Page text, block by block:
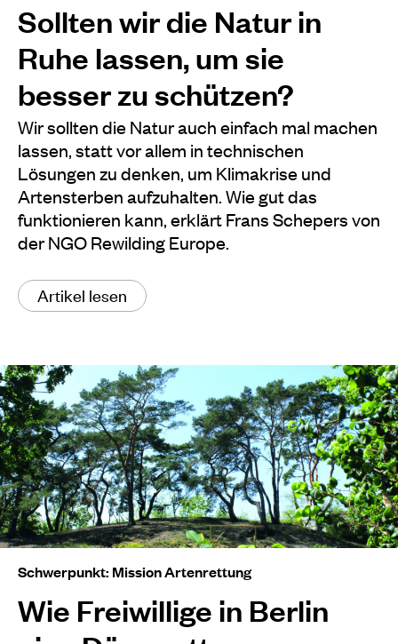
Sollten wir die Natur in
Ruhe lassen, um sie
besser zu schützen?
Wir sollten die Natur auch einfach mal machen
lassen, statt vor allem in technischen
Lösungen zu denken, um Klimakrise und
Artensterben aufzuhalten. Wie gut das
funktionieren kann, erklärt Frans Schepers von
der NGO Rewilding Europe.
Artikel lesen
Schwerpunkt: Mission Artenrettung
Wie Freiwillige in Berlin